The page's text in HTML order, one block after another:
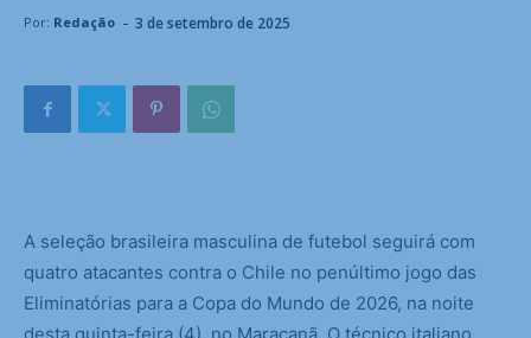
Por: Redação - 3 de setembro de 2025
A seleção brasileira masculina de futebol seguirá com
quatro atacantes contra o Chile no penúltimo jogo das
Eliminatórias para a Copa do Mundo de 2026, na noite